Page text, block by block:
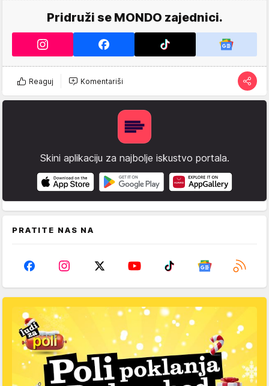
Pridruži se MONDO zajednici.
Reaguj Komentariši
Skini aplikaciju za najbolje iskustvo portala.
PRATITE NAS NA